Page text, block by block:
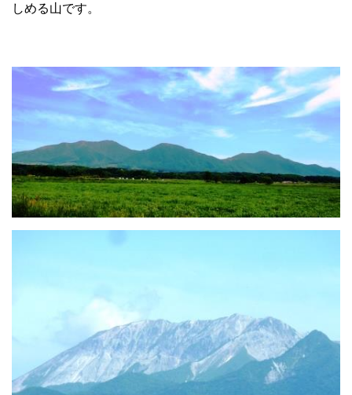
しめる山です。